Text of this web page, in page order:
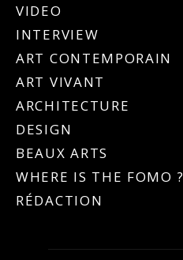
VIDEO
INTERVIEW
ART CONTEMPORAIN
ART VIVANT
ARCHITECTURE
DESIGN
BEAUX ARTS
WHERE IS THE FOMO ?
RÉDACTION